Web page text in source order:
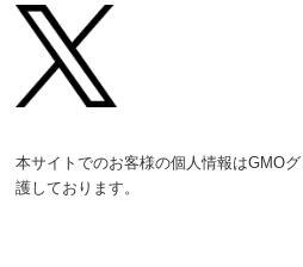
本サイトでのお客様の個人情報はGMO
護しております。